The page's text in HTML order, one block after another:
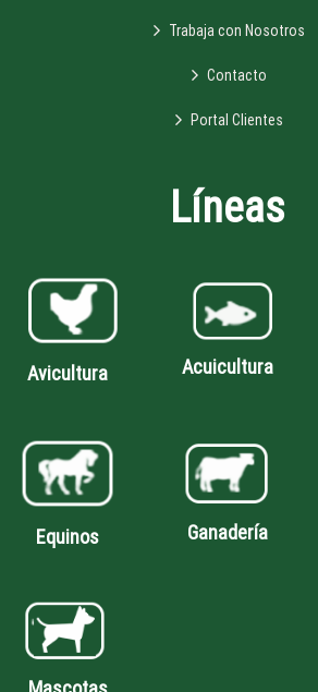
Trabaja con Nosotros
Contacto
Portal Clientes
Líneas
Avicultura Acuicultura
Equinos Ganadería